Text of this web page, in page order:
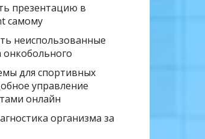
презентацию в
самому
неиспользованные
онкобольного
для спортивных
управление
онлайн
организма за